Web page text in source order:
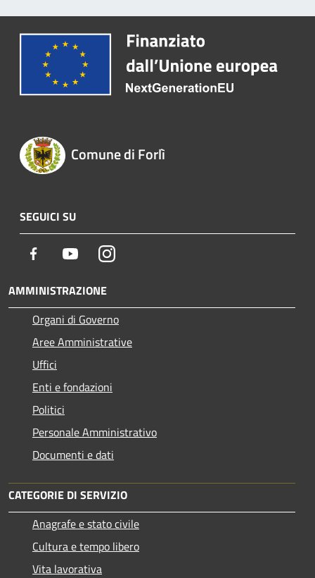
Comune di Forlì
SEGUICI SU
Facebook YoutubeInstagram
AMMINISTRAZIONE
Organi di Governo
Aree Amministrative
Uffici
Enti e fondazioni
Politici
Personale Amministrativo
Documenti e dati
CATEGORIE DI SERVIZIO
Anagrafe e stato civile
Cultura e tempo libero
Vita lavorativa